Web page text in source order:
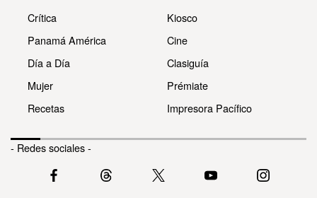
Crítica
Panamá América
Día a Día
Mujer
Recetas
Kiosco
Cine
Clasiguía
Prémiate
Impresora Pacífico
- Redes sociales -